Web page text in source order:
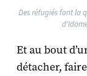
Des réfugiés font la
Et au bout
détacher,